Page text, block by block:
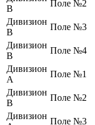
B
Поле №2
Дивизион
B
Поле №3
Дивизион
B
Поле №4
Дивизион
А
Поле №1
Дивизион
B
Поле №2
Дивизион
Поле №3